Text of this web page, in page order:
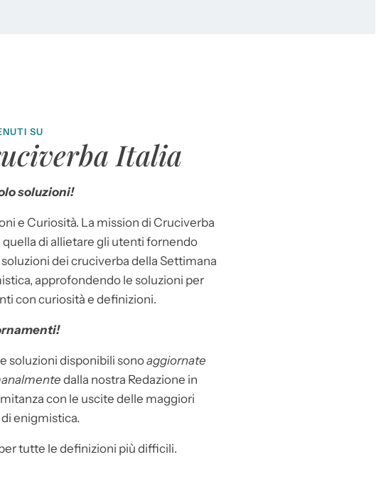
SU
Italia
soluzioni!
e Curiosità. La mission di Cruciverba
quella di allietare gli utenti fornendo
dei cruciverba della Settimana
approfondendo le soluzioni per
con curiosità e definizioni.
soluzioni disponibili sonoaggiornate
dalla nostra Redazione in
con le uscite delle maggiori
enigmistica.
tutte le definizioni più difficili.